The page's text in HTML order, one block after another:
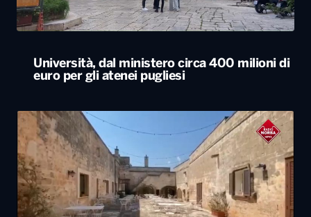
Università, dal ministero circa 400 milioni di
euro per gli atenei pugliesi